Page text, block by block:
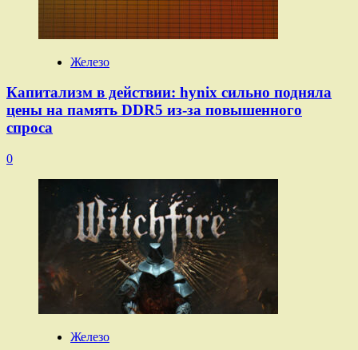
Железо
Капитализм в действии: hynix сильно подняла
цены на память DDR5 из-за повышенного
спроса
0
Железо